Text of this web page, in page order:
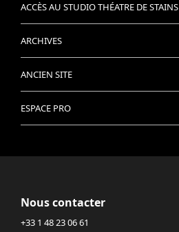
ACCÈS AU STUDIO THÉATRE DE STAINS
ARCHIVES
ANCIEN SITE
ESPACE PRO
Nous contacter
+33 1 48 23 06 61